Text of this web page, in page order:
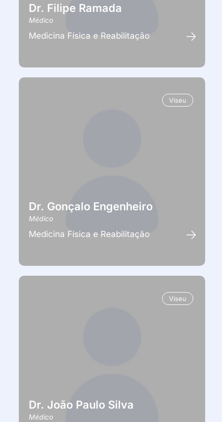
Dr. Filipe Ramada
Médico
Medicina Física e Reabilitação
Viseu
Dr. Gonçalo Engenheiro
Médico
Medicina Física e Reabilitação
Viseu
Dr. João Paulo Silva
Médico